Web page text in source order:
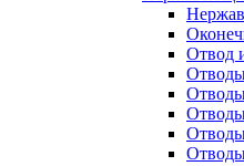
Отвод